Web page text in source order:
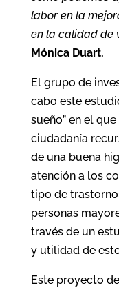
labor en la
en la calidad de
Mónica Duart.
El grupo de
cabo este
sueño” en el
ciudadanía
de una buena
atención a los
tipo de
personas
través de un
y utilidad de
Este proyecto